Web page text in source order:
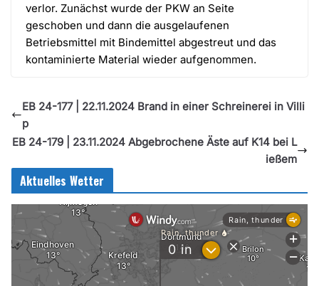
verlor. Zunächst wurde der PKW an Seite
geschoben und dann die ausgelaufenen
Betriebsmittel mit Bindemittel abgestreut und das
kontaminierte Material wieder aufgenommen.
EB 24-177 | 22.11.2024 Brand in einer Schreinerei in Villi
p
EB 24-179 | 23.11.2024 Abgebrochene Äste auf K14 bei L
ießem
Aktuelles Wetter